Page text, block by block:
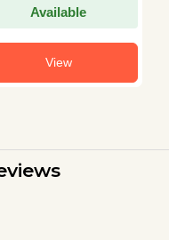
Available
View